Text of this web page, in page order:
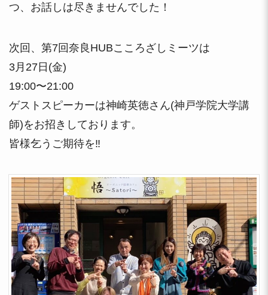
つ、お話しは尽きませんでした！
次回、第7回奈良HUBこころざしミーツは
3月27日(金)
19:00〜21:00
ゲストスピーカーは神崎英徳さん(神戸学院大学講
師)をお招きしております。
皆様乞うご期待を‼️